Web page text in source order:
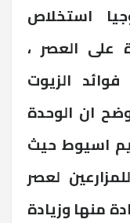
استخلاص
على العصر ،
الزيوت
ان الوحدة
اسيوط حيث
لعصر
منها وزيادة